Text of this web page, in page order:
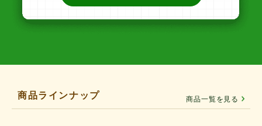
商品ラインナップ 商品一覧を見る